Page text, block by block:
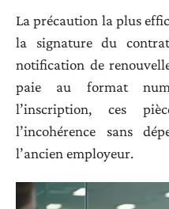
La précaution la plus
la signature du
notification de
paie au format
l’inscription, ces
l’incohérence sans
l’ancien employeur.